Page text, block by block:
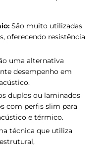
São muito utilizadas
oferecendo resistência
uma alternativa
desempenho em
duplos ou laminados
com perfis slim para
e térmico.
técnica que utiliza